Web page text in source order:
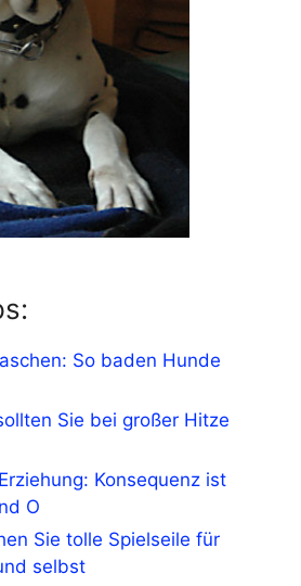
So baden Hunde
Sie bei großer Hitze
Konsequenz ist
O
Sie tolle Spielseile für
selbst